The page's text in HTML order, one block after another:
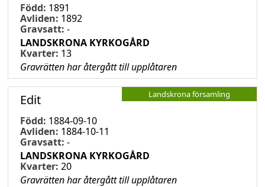
Född: 1891
Avliden: 1892
Gravsatt: -
LANDSKRONA KYRKOGÅRD
Kvarter: 13
Gravrätten har återgått till upplåtaren
Landskrona församling
Edit
Född: 1884-09-10
Avliden: 1884-10-11
Gravsatt: -
LANDSKRONA KYRKOGÅRD
Kvarter: 20
Gravrätten har återgått till upplåtaren